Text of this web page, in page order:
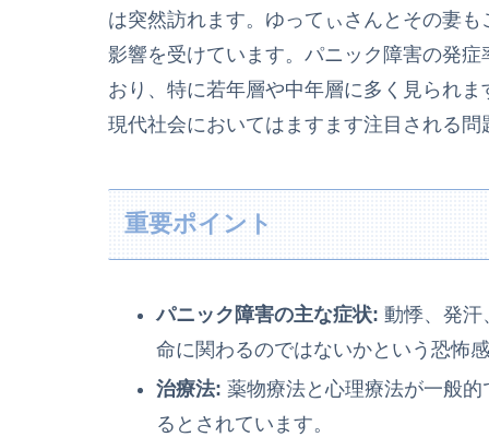
は突然訪れます。ゆってぃさんとその妻
影響を受けています。パニック障害の発
おり、特に若年層や中年層に多く見られ
現代社会においてはますます注目される
重要ポイント
パニック障害の主な症状: 動悸、発汗
命に関わるのではないかという恐怖
治療法: 薬物療法と心理療法が一般
るとされています。